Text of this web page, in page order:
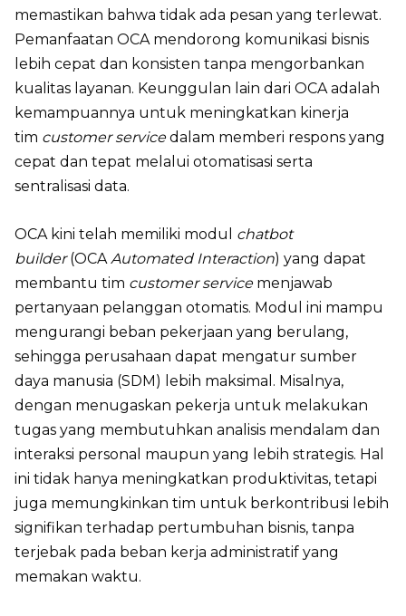
memastikan bahwa tidak ada pesan yang terlewat.
Pemanfaatan OCA mendorong komunikasi bisnis
lebih cepat dan konsisten tanpa mengorbankan
kualitas layanan. Keunggulan lain dari OCA adalah
kemampuannya untuk meningkatkan kinerja
tim customer servicedalam memberi respons yang
cepat dan tepat melalui otomatisasi serta
sentralisasi data.
OCA kini telah memiliki modul chatbot
builder(OCAAutomated Interaction) yang dapat
membantu tim customer servicemenjawab
pertanyaan pelanggan otomatis. Modul ini mampu
mengurangi beban pekerjaan yang berulang,
sehingga perusahaan dapat mengatur sumber
daya manusia (SDM) lebih maksimal. Misalnya,
dengan menugaskan pekerja untuk melakukan
tugas yang membutuhkan analisis mendalam dan
interaksi personal maupun yang lebih strategis. Hal
ini tidak hanya meningkatkan produktivitas, tetapi
juga memungkinkan tim untuk berkontribusi lebih
signifikan terhadap pertumbuhan bisnis, tanpa
terjebak pada beban kerja administratif yang
memakan waktu.